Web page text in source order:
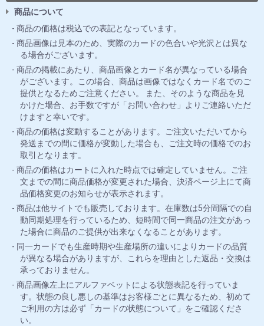
商品について
商品の価格は税込での表記となっています。
商品画像は見本のため、実際のカードの色合いや光沢とは異な
る場合がございます。
商品の掲載にあたり、商品画像とカード名が異なっている場合
がございます。この場合、商品は画像ではなくカード名でのご
提供となるためご注意ください。 また、そのような商品を見
かけた場合、お手数ですが「お問い合わせ」よりご連絡いただ
けますと幸いです。
商品の価格は変動することがあります。ご注文いただいてから
発送までの間に価格が変動した場合も、ご注文時の価格でのお
取引となります。
商品の価格はカートに入れた時点では確定していません。ご注
文までの間に商品価格が変更された場合、決済ページ上にて商
品価格変更のお知らせが表示されます。
商品は他サイトでも販売しております。在庫数は5分間隔での自
動同期処理を行っているため、短時間で同一商品の注文があっ
た場合に商品のご提供が出来なくなることがあります。
同一カードでも生産時期や生産場所の違いによりカードの品質
が異なる場合がありますが、これらを理由とした返品・交換は
承っておりません。
商品画像左上にアルファベットによる状態表記を行っていま
す。状態の良し悪しの基準はお客様ごとに異なるため、初めて
ご利用の方は必ず「カードの状態について」をご確認くださ
い。